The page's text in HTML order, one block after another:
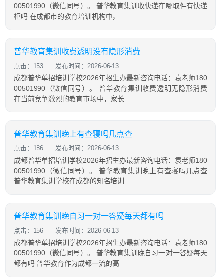
00501990（微信同号）。 普华教育集训收快递在哪取件有快递
柜吗 在成都市的教育培训机构中，
普华教育集训收费透明没有隐形消费
点击：153 发布时间：2026-06-13
成都普华单招培训学校2026年招生办最新咨询电话：袁老师180
00501990（微信同号）。 普华教育集训收费透明无隐形消费
在当前竞争激烈的教育市场中，家长
普华教育集训晚上有查寝吗几点查
点击：186 发布时间：2026-06-13
成都普华单招培训学校2026年招生办最新咨询电话：袁老师180
00501990（微信同号）。 普华教育集训晚上有查寝吗几点查
普华教育集训学校在成都的知名培训
普华教育集训晚自习一对一答疑每天都有吗
点击：156 发布时间：2026-06-13
成都普华单招培训学校2026年招生办最新咨询电话：袁老师180
00501990（微信同号）。 普华教育集训晚自习一对一答疑每天
都有吗 普华教育作为成都一流的高